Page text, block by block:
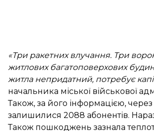
«Три ракетних влучання. Три
житлових багатоповерхових
житла непридатний, потребує
начальника міської військової
Також, за його інформацією,
залишилися 2088 абонентів.
Також пошкоджень зазнала